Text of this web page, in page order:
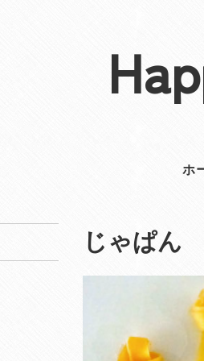
ホ
じゃぱん